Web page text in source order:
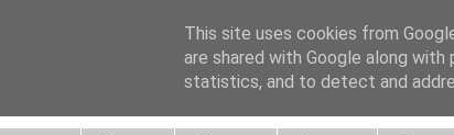
This site uses cookies from
are shared with Google along
statistics, and to detect and